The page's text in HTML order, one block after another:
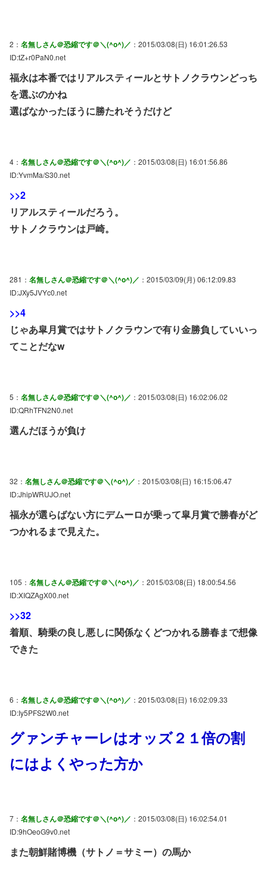
2： 名無しさん＠恐縮です＠＼(^o^)／ ：2015/03/08(日) 16:01:26.53
ID:tZ+r0PaN0.net
福永は本番ではリアルスティールとサトノクラウンどっち
を選ぶのかね
選ばなかったほうに勝たれそうだけど
4： 名無しさん＠恐縮です＠＼(^o^)／ ：2015/03/08(日) 16:01:56.86
ID:YvmMa/S30.net
>>2
リアルスティールだろう。
サトノクラウンは戸崎。
281： 名無しさん＠恐縮です＠＼(^o^)／ ：2015/03/09(月) 06:12:09.83
ID:JXy5JVYc0.net
>>4
じゃあ皐月賞ではサトノクラウンで有り金勝負していいっ
てことだなw
5： 名無しさん＠恐縮です＠＼(^o^)／ ：2015/03/08(日) 16:02:06.02
ID:QRhTFN2N0.net
選んだほうが負け
32： 名無しさん＠恐縮です＠＼(^o^)／ ：2015/03/08(日) 16:15:06.47
ID:JhipWRUJO.net
福永が選らばない方にデムーロが乗って皐月賞で勝春がど
つかれるまで見えた。
105： 名無しさん＠恐縮です＠＼(^o^)／ ：2015/03/08(日) 18:00:54.56
ID:XIQZAgX00.net
>>32
着順、騎乗の良し悪しに関係なくどつかれる勝春まで想像
できた
6： 名無しさん＠恐縮です＠＼(^o^)／ ：2015/03/08(日) 16:02:09.33
ID:Iy5PFS2W0.net
グァンチャーレはオッズ２１倍の割
にはよくやった方か
7： 名無しさん＠恐縮です＠＼(^o^)／ ：2015/03/08(日) 16:02:54.01
ID:9hOeoG9v0.net
また朝鮮賭博機（サトノ＝サミー）の馬か